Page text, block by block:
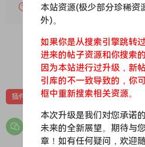
– 世界一流的数字效果器，包括真
– 可自定义用户控制，包括音色、
应、机械琴键噪音、琴盖位置等
– 数十种全新程序和效果预设
– Ivory II 的“统一界面”功能让您只
演奏和控制所有 Ivory 钢琴，无论
无论您拥有一个、两个还是全部四
能都能让您通过一个便捷的界面加
In the rarified world of great
VIP会员剩余时间查询？
0
插件 虚拟乐器
本站资源(极少部分珍稀资
外)。
如果你是从搜索引擎跳转
进来的帖子资源和你搜索
因为本站进行过升级，新
引库的不一致导致的，你
框中重新搜索相关资源。
本次升级是我们对您承诺
未来的全新展望。期待与
章！如有任何疑问，欢迎